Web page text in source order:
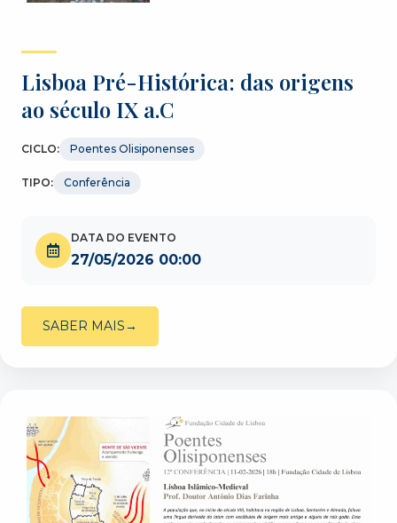
Lisboa Pré-Histórica: das origens
ao século IX a.C
CICLO: Poentes Olisiponenses
TIPO: Conferência
DATA DO EVENTO
27/05/2026 00:00
SABER MAIS